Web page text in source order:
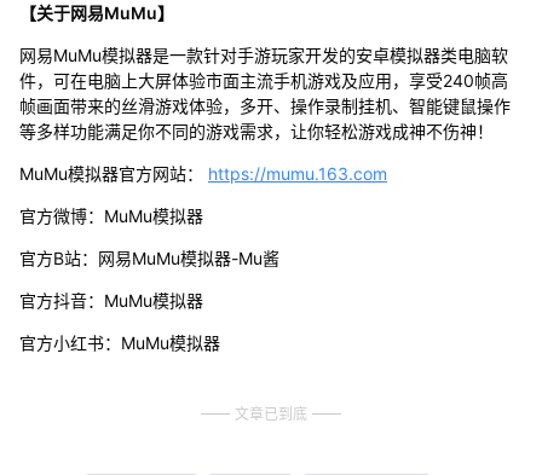
【关于网易MuMu】
网易MuMu模拟器是一款针对手游玩家开发的安卓模拟器类电脑软
件，可在电脑上大屏体验市面主流手机游戏及应用，享受240帧高
帧画面带来的丝滑游戏体验，多开、操作录制挂机、智能键鼠操作
等多样功能满足你不同的游戏需求，让你轻松游戏成神不伤神！
MuMu模拟器官方网站： https://mumu.163.com
官方微博：MuMu模拟器
官方B站：网易MuMu模拟器-Mu酱
官方抖音：MuMu模拟器
官方小红书：MuMu模拟器
文章已到底